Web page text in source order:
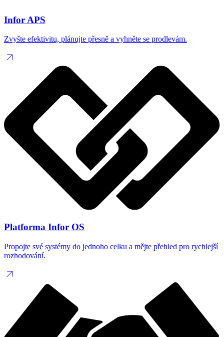
Infor APS
Zvyšte efektivitu, plánujte přesně a vyhněte se prodlevám.
Platforma Infor OS
Propojte své systémy do jednoho celku a mějte přehled pro rychlejší
rozhodování.